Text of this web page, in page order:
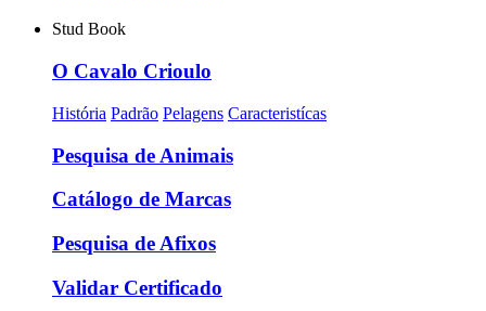
Stud Book
O Cavalo Crioulo
História Padrão Pelagens Caracteristícas
Pesquisa de Animais
Catálogo de Marcas
Pesquisa de Afixos
Validar Certificado